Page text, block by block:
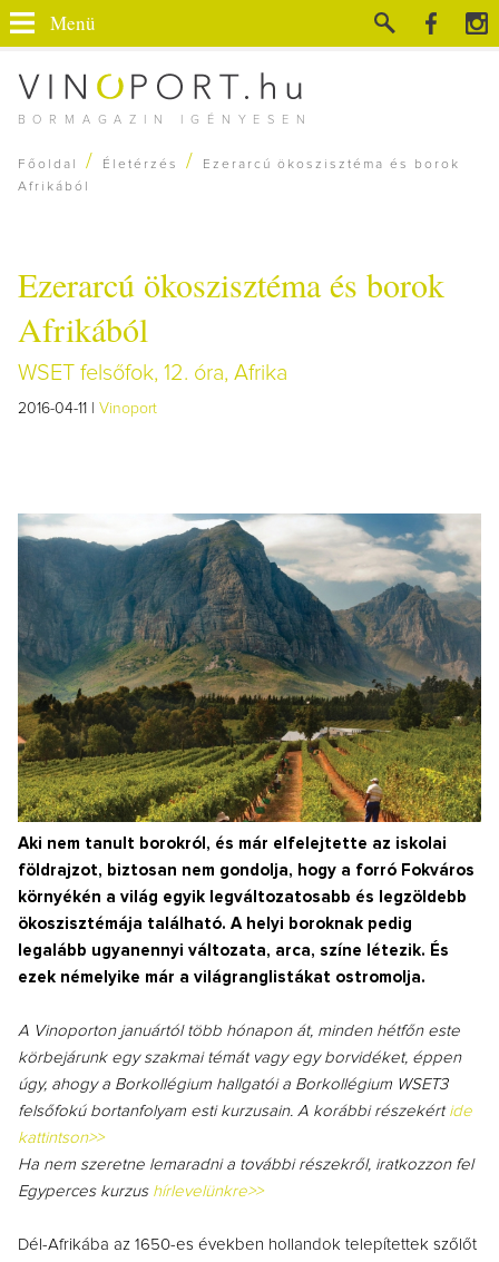
BORMAGAZIN IGÉNYESEN
Menü
Főoldal / Életérzés /
Ezerarcú ökoszisztéma és borok
Afrikából
Ezerarcú ökoszisztéma és borok
Afrikából
WSET felsőfok, 12. óra, Afrika
2016-04-11 | Vinoport
Aki nem tanult borokról, és már elfelejtette az iskolai
földrajzot, biztosan nem gondolja, hogy a forró Fokváros
környékén a világ egyik legváltozatosabb és legzöldebb
ökoszisztémája található. A helyi boroknak pedig
legalább ugyanennyi változata, arca, színe létezik. És
ezek némelyike már a világranglistákat ostromolja.
A Vinoporton januártól több hónapon át, minden hétfőn este
körbejárunk egy szakmai témát vagy egy borvidéket, éppen
úgy, ahogy a Borkollégium hallgatói a Borkollégium WSET3
felsőfokú bortanfolyam esti kurzusain. A korábbi részekért ide
kattintson>>
Ha nem szeretne lemaradni a további részekről, iratkozzon fel
Egyperces kurzus hírlevelünkre>>
Dél-Afrikába az 1650-es években hollandok telepítettek szőlőt